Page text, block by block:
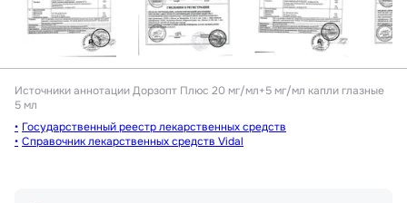
Источники аннотацииДорзопт Плюс 20 мг/мл+5 мг/мл капли глазные
5 мл
Государственный реестр лекарственных средств
Справочник лекарственных средств Vidal